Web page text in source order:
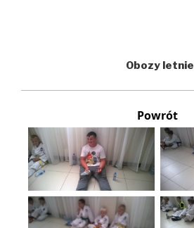
Obozy letnie
Powrót